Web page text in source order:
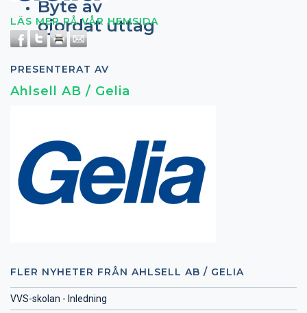
Byte av
ojordat uttag
LÄS MER PÅ VÅR HEMSIDA
PRESENTERAT AV
Ahlsell AB / Gelia
FLER NYHETER FRÅN AHLSELL AB / GELIA
VVS-skolan - Inledning